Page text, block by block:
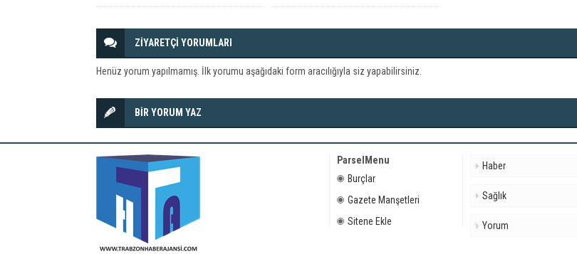
ZİYARETÇİ YORUMLARI
Henüz yorum yapılmamış. İlk yorumu aşağıdaki form aracılığıyla siz yapabilirsiniz.
BİR YORUM YAZ
ParselMenu
Burçlar
Gazete Manşetleri
Sitene Ekle
Haber
Sağlık
Yorum